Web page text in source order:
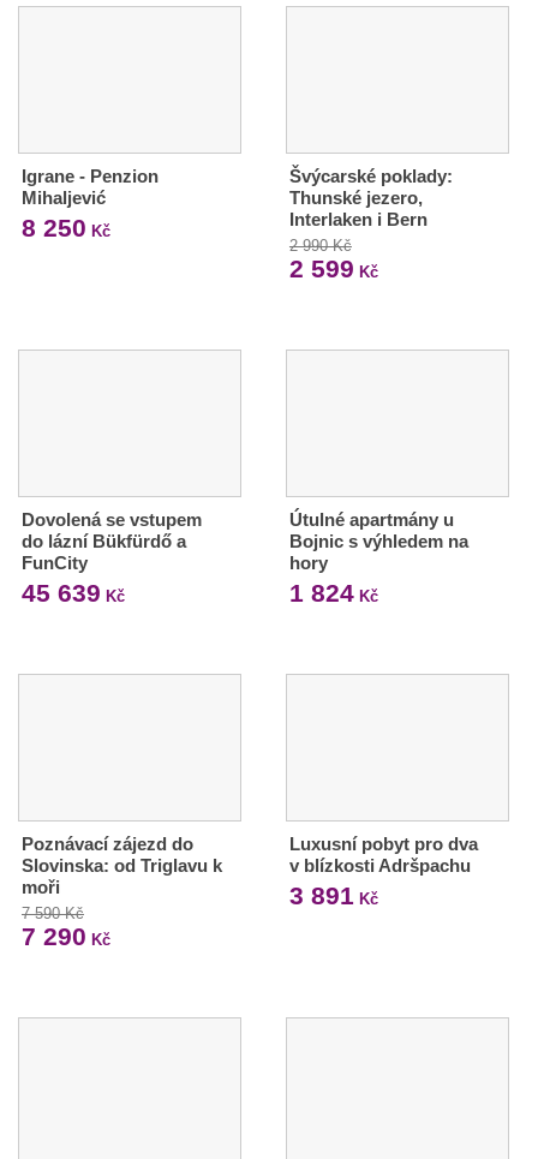
Igrane - Penzion
Mihaljević
8 250 Kč
Švýcarské poklady:
Thunské jezero,
Interlaken i Bern
2 990 Kč
2 599 Kč
Dovolená se vstupem
do lázní Bükfürdő a
FunCity
45 639 Kč
Útulné apartmány u
Bojnic s výhledem na
hory
1 824Kč
Poznávací zájezd do
Slovinska: od Triglavu k
moři
7 590 Kč
7 290 Kč
Luxusní pobyt pro dva
v blízkosti Adršpachu
3 891 Kč